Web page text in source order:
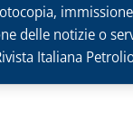
delle notizie o
Italiana